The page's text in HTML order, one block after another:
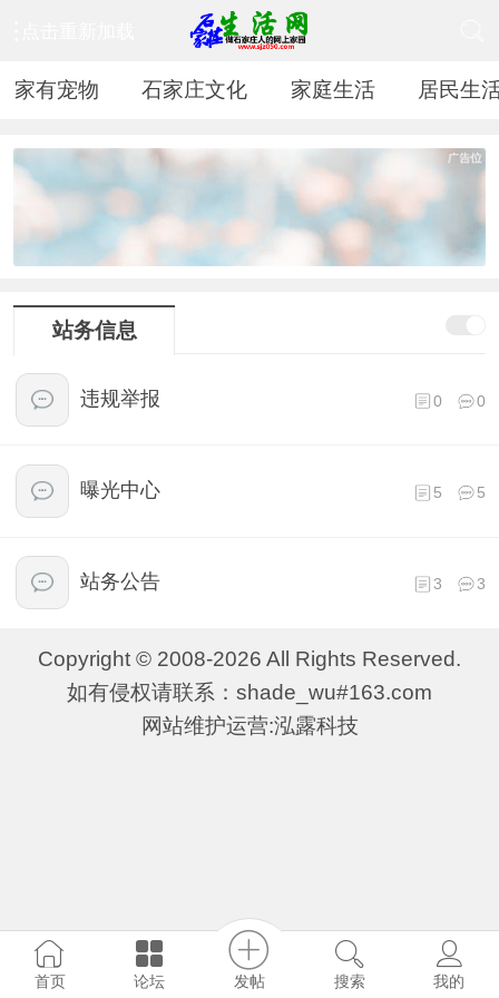
家有宠物 石家庄文化 家庭生活 居民生
站务信息
违规举报 0 0
曝光中心 5 5
站务公告 3 3
Copyright © 2008-2026 All Rights Reserved.
如有侵权请联系：shade_wu#163.com
网站维护运营:泓露科技
首页 论坛 发帖 搜索 我的